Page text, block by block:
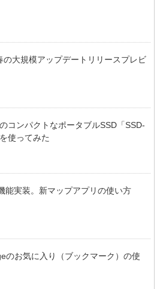
の大規模アップデートリリースプレビ
コンパクトなポータブルSSD「SSD-
使ってみた
能実装。新マップアプリの使い方
のお気に入り（ブックマーク）の使